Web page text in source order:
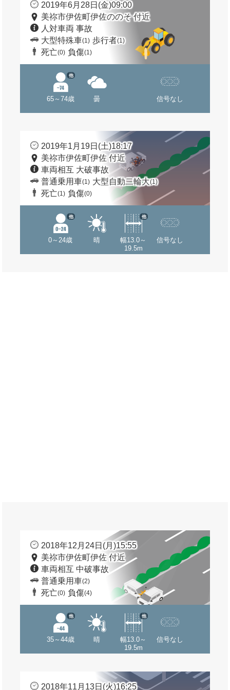
2019年6月28日(金)09:00
美祢市伊佐町伊佐ののそ 付近
人対車両 事故
大型特殊車(1) 歩行者(1)
死亡(0) 負傷(1)
65～74歳
他
曇 信号なし
2019年1月19日(土)18:17
美祢市伊佐町伊佐 付近
車両相互 大破事故
普通乗用車(1) 大型自動二輪大(1)
死亡(1) 負傷(0)
0～24歳
他
晴
幅13.0～
19.5m
他
信号なし
2018年12月24日(月)15:55
美祢市伊佐町伊佐 付近
車両相互 中破事故
普通乗用車(2)
死亡(0) 負傷(4)
35～44歳
他
晴
幅13.0～
19.5m
他
信号なし
2018年11月13日(火)16:25